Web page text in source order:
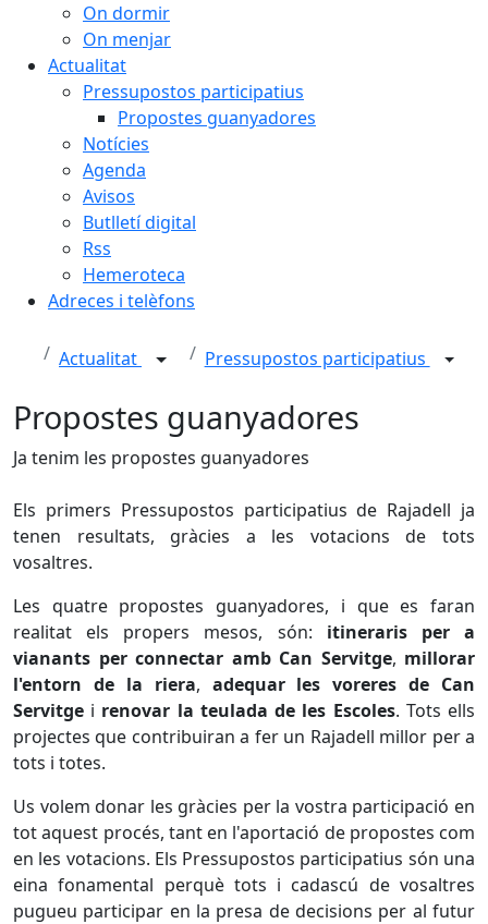
On dormir
On menjar
Actualitat
Pressupostos participatius
Propostes guanyadores
Notícies
Agenda
Avisos
Butlletí digital
Rss
Hemeroteca
Adreces i telèfons
Actualitat Pressupostos participatius
Propostes guanyadores
Ja tenim les propostes guanyadores
Els primers Pressupostos participatius de Rajadell ja
tenen resultats, gràcies a les votacions de tots
vosaltres.
Les quatre propostes guanyadores, i que es faran
realitat els propers mesos, són: itineraris per a
vianants per connectar amb Can Servitge, millorar
l'entorn de la riera, adequar les voreres de Can
Servitge i renovar la teulada de les Escoles. Tots ells
projectes que contribuiran a fer un Rajadell millor per a
tots i totes.
Us volem donar les gràcies per la vostra participació en
tot aquest procés, tant en l'aportació de propostes com
en les votacions. Els Pressupostos participatius són una
eina fonamental perquè tots i cadascú de vosaltres
pugueu participar en la presa de decisions per al futur